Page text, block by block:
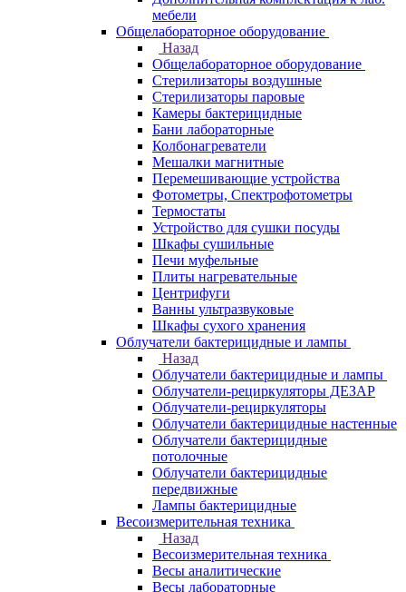
мебели
Общелабораторное оборудование
Назад
Общелабораторное оборудование
Стерилизаторы воздушные
Стерилизаторы паровые
Камеры бактерицидные
Бани лабораторные
Колбонагреватели
Мешалки магнитные
Перемешивающие устройства
Фотометры, Спектрофотометры
Термостаты
Устройство для сушки посуды
Шкафы сушильные
Печи муфельные
Плиты нагревательные
Центрифуги
Ванны ультразвуковые
Шкафы сухого хранения
Облучатели бактерицидные и лампы
Назад
Облучатели бактерицидные и лампы
Облучатели-рециркуляторы ДЕЗАР
Облучатели-рециркуляторы
Облучатели бактерицидные настенные
Облучатели бактерицидные
потолочные
Облучатели бактерицидные
передвижные
Лампы бактерицидные
Весоизмерительная техника
Назад
Весоизмерительная техника
Весы аналитические
Весы лабораторные